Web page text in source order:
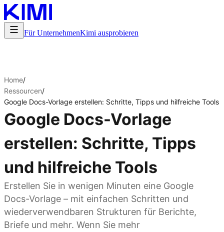
Für UnternehmenKimi ausprobieren
Home/
Ressourcen/
Google Docs-Vorlage erstellen: Schritte, Tipps und hilfreiche Tools
Google Docs-Vorlage
erstellen: Schritte, Tipps
und hilfreiche Tools
Erstellen Sie in wenigen Minuten eine Google
Docs-Vorlage – mit einfachen Schritten und
wiederverwendbaren Strukturen für Berichte,
Briefe und mehr. Wenn Sie mehr